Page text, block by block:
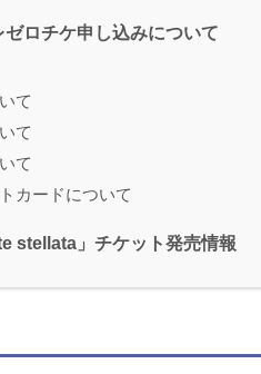
ロチケ申し込みについて
て
て
て
カードについて
stellata」チケット発売情報